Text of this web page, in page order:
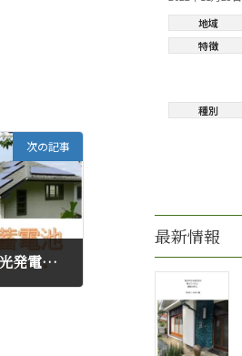
次の記事
マイホームパートナーで「太陽光発電パネル＆蓄電池」設置しませんか
地域
特徴
種別
最新情報